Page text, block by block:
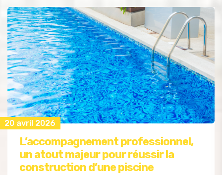
20 avril 2026
L’accompagnement professionnel,
un atout majeur pour réussir la
construction d’une piscine